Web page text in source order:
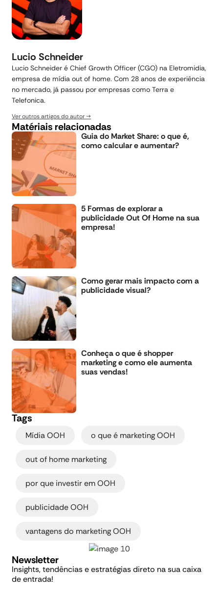
Lucio Schneider
Lucio Schneider é Chief Growth Officer (CGO) na Eletromidia,
empresa de mídia out of home. Com 28 anos de experiência
no mercado, já passou por empresas como Terra e
Telefonica.
Ver outros artigos do autor
Matériais relacionadas
Guia do Market Share: o que é,
como calcular e aumentar?
5 Formas de explorar a
publicidade Out Of Home na sua
empresa!
Como gerar mais impacto com a
publicidade visual?
Conheça o que é shopper
marketing e como ele aumenta
suas vendas!
Tags
Mídia OOH o que é marketing OOH
out of home marketing
por que investir em OOH
publicidade OOH
vantagens do marketing OOH
Newsletter
Insights, tendências e estratégias direto na sua caixa
de entrada!